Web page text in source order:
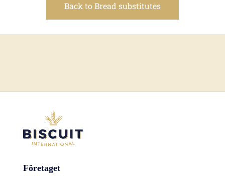
Back to Bread substitutes
Företaget